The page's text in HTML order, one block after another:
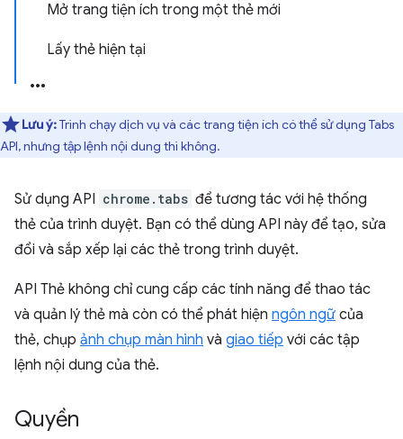
Mở trang tiện ích trong một thẻ mới
Lấy thẻ hiện tại
Lưu ý:Trình chạy dịch vụ và các trang tiện ích có thể sử dụng Tabs
API, nhưng tập lệnh nội dung thì không.
Sử dụng API chrome.tabs để tương tác với hệ thống
thẻ của trình duyệt. Bạn có thể dùng API này để tạo, sửa
đổi và sắp xếp lại các thẻ trong trình duyệt.
API Thẻ không chỉ cung cấp các tính năng để thao tác
và quản lý thẻ mà còn có thể phát hiện ngôn ngữ của
thẻ, chụp ảnh chụp màn hình và giao tiếp với các tập
lệnh nội dung của thẻ.
Quyền